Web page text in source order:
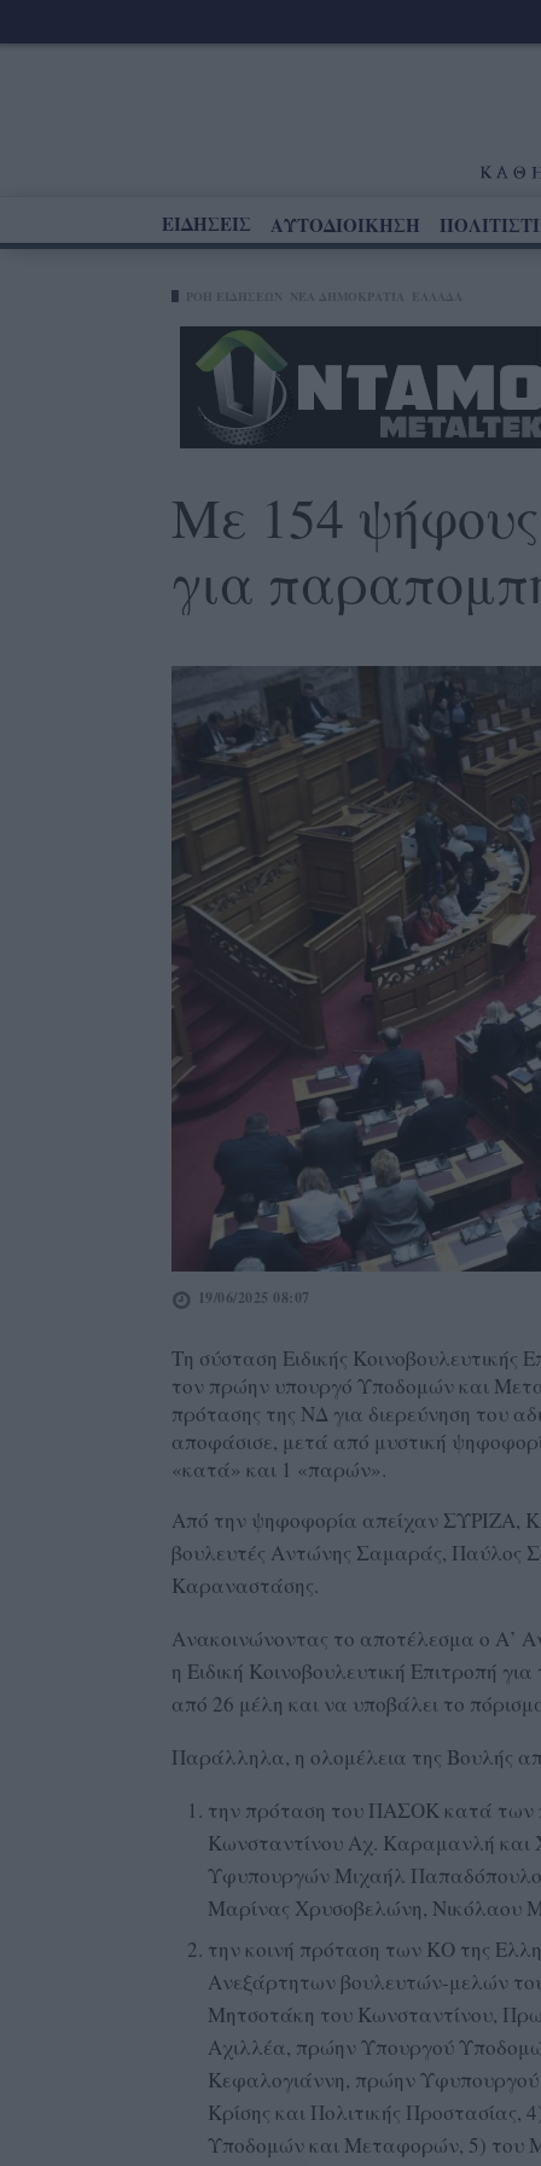
ΕΙΔΗΣΕΙΣ ΑΥΤΟΔΙΟΙΚΗΣΗ
Με 154
για
19/06/2025 08:07
Τη σύσταση Ειδικής Κοινοβουλευτικής
τον πρώην υπουργό Υποδομών και
πρότασης της ΝΔ για διερεύνηση του
αποφάσισε, μετά από μυστική
«κατά» και 1 «παρών».
Από την ψηφοφορία απείχαν ΣΥΡΙΖΑ,
βουλευτές Αντώνης Σαμαράς, Παύλος
Καραναστάσης.
Ανακοινώνοντας το αποτέλεσμα ο Α’
η Ειδική Κοινοβουλευτική Επιτροπή
από 26 μέλη και να υποβάλει το
Παράλληλα, η ολομέλεια της Βουλής
την πρόταση του ΠΑΣΟΚ κατά
Κωνσταντίνου Αχ. Καραμανλή και
Υφυπουργών Μιχαήλ
Μαρίνας Χρυσοβελώνη, Νικόλαου
την κοινή πρόταση των ΚΟ της
Ανεξάρτητων βουλευτών-μελών
Μητσοτάκη του Κωνσταντίνου,
Αχιλλέα, πρώην Υπουργού
Κεφαλογιάννη, πρώην
Κρίσης και Πολιτικής
Υποδομών και Μεταφορών, 5) του